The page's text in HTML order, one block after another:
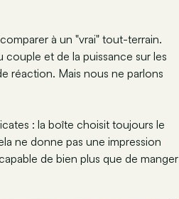
à un "vrai" tout-terrain.
et de la puissance sur les
réaction. Mais nous ne parlons
: la boîte choisit toujours le
ne donne pas une impression
de bien plus que de manger